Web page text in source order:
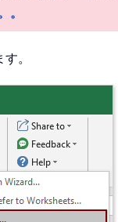
。
。